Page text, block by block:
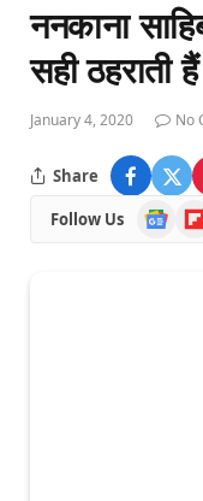
ननकाना
सही ठहराती
January 4, 2020 No
Share
Follow Us
Google
News